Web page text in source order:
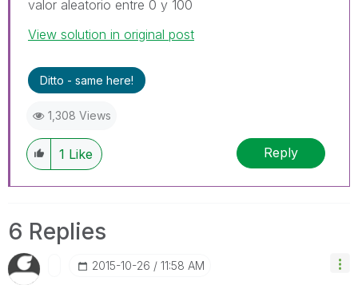
valor aleatorio entre 0 y 100
View solution in original post
Ditto - same here!
1,308 Views
1 Like Reply
6 Replies
‎2015-10-26 11:58 AM